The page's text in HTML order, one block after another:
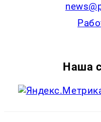
Наша